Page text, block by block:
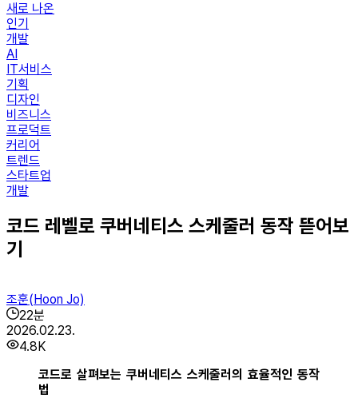
새로 나온
인기
개발
AI
IT서비스
기획
디자인
비즈니스
프로덕트
커리어
트렌드
스타트업
개발
코드 레벨로 쿠버네티스 스케줄러 동작 뜯어보
기
조훈(Hoon Jo)
22분
2026.02.23.
4.8K
코드로 살펴보는 쿠버네티스 스케줄러의 효율적인 동작
법